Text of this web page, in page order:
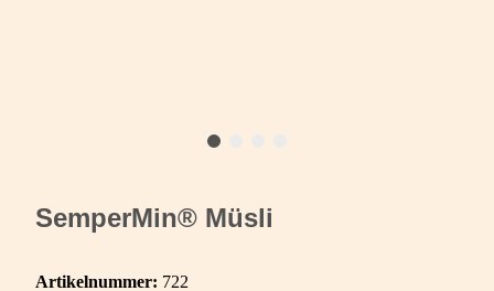
SemperMin® Müsli
Artikelnummer: 722